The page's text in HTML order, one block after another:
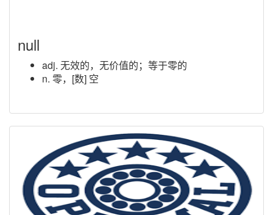
null
adj. 无效的，无价值的；等于零的
n. 零，[数] 空